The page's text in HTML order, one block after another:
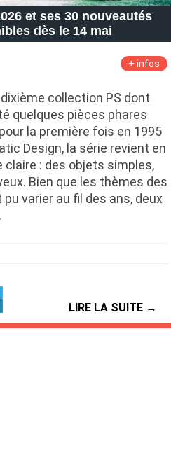
et ses 30 nouveautés
dès le 14 mai
+ infos
collection PS dont
quelques pièces phares
la première fois en 1995
Design, la série revient en
claire : des objets simples,
Bien que les thèmes des
varier au fil des ans, deux
LIRE LA SUITE →